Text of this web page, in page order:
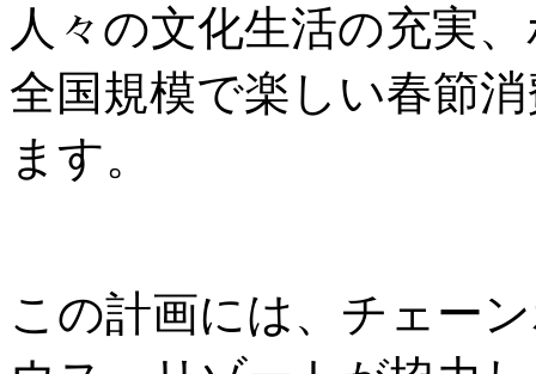
人々の文化生活の充実
全国規模で楽しい春節
ます。
この計画には、チェー